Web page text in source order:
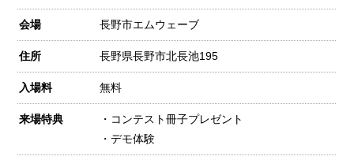
会場 長野市エムウェーブ
住所 長野県長野市北長池195
入場料 無料
来場特典
・コンテスト冊子プレゼント
・デモ体験